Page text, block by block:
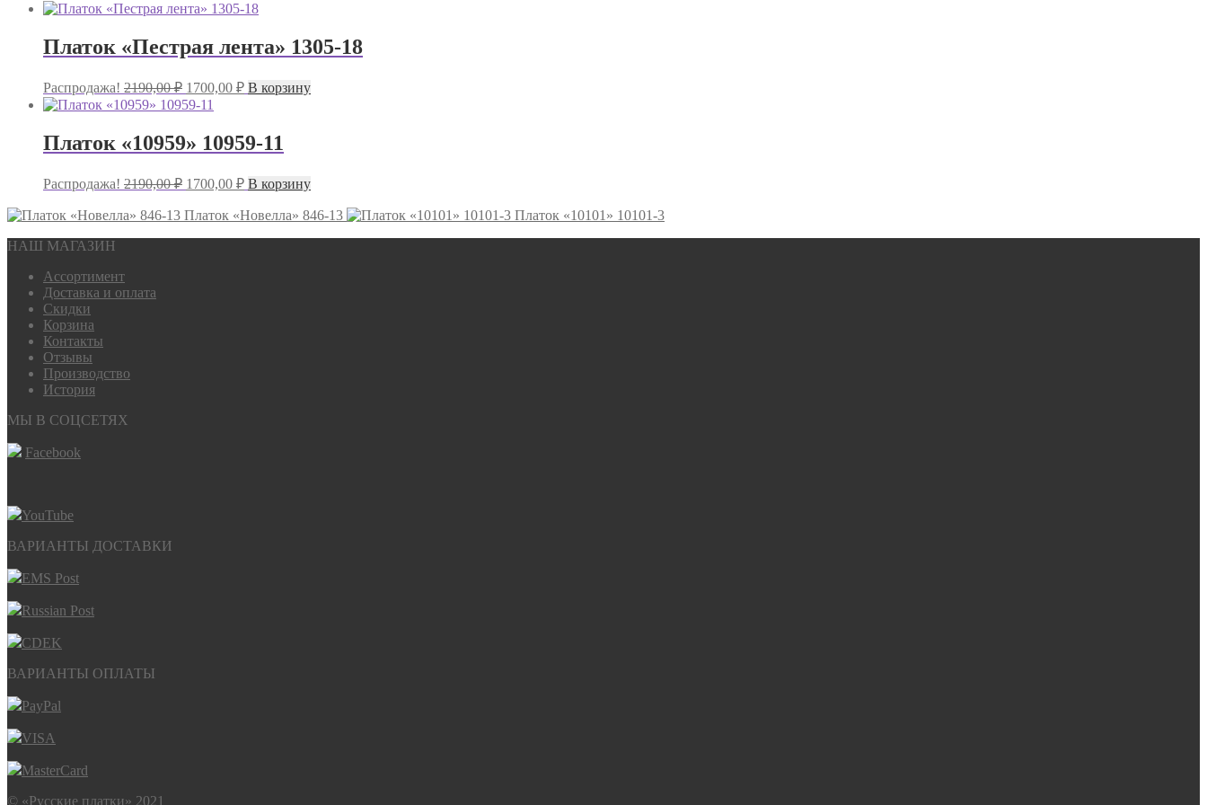
цена
составляла
цена:
Платок «Пестрая лента» 1305-18
Распродажа! 2190,00₽ Первоначальная
цена
составляла
2190,00 ₽.
1700,00 ₽Текущая
цена:
В корзину
Платок «10959» 10959-11
Распродажа! 2190,00₽ Первоначальная
составляла
1700,00 ₽Текущая
цена:
1700,00 ₽.
В корзину
Платок «Новелла» 846-13
Платок «10101» 10101-3
НАШ МАГАЗИН
Ассортимент
Доставка и оплата
Скидки
Корзина
Контакты
Отзывы
Производство
История
МЫ В СОЦСЕТЯХ
Facebook
YouTube
ВАРИАНТЫ ДОСТАВКИ
EMS Post
Russian Post
CDEK
ВАРИАНТЫ ОПЛАТЫ
PayPal
VISA
MasterCard
© «Русские платки» 2021